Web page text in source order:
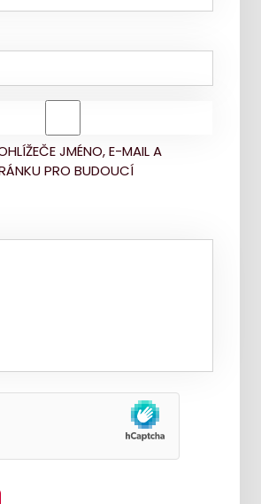
JMÉNO, E-MAIL A
PRO BUDOUCÍ